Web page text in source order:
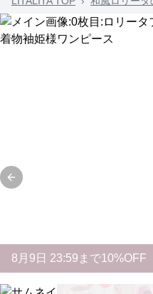
Previous slide
8 月 9 日 23:59まで10%OFF